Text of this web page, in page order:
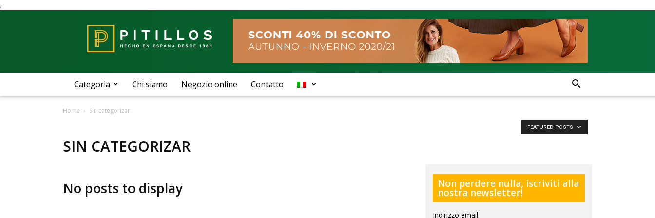
;
Pitillos
Categoria Chi siamo Negozio online Contatto
Home Sin categorizar
SIN CATEGORIZAR
FEATURED POSTS
No posts to display Non perdere nulla, iscriviti alla
nostra newsletter!
Indirizzo email: